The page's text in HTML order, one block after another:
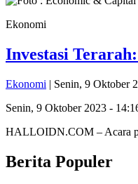
Ekonomi
Investasi
Ekonomi | Senin, 9 Oktober
Senin, 9 Oktober 2023 -
HALLOIDN.COM – Acara
Berita Populer